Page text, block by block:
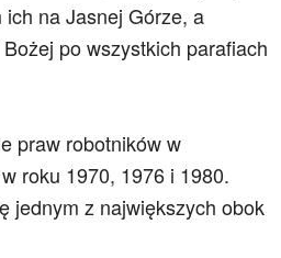
na Jasnej Górze, a
po wszystkich parafiach
praw robotników w
roku 1970, 1976 i 1980.
jednym z największych obok